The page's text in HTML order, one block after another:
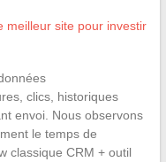
meilleur site pour investir
clics, historiques
envoi. Nous observons
le temps de
classique CRM + outil